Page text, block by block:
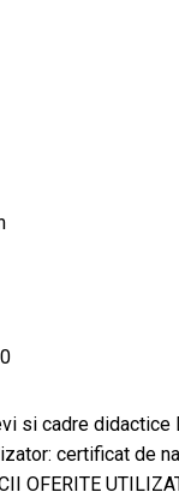
si cadre didactice
certificat de
OFERITE